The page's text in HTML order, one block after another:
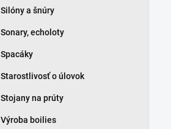
Silóny a šnúry
Sonary, echoloty
Spacáky
Starostlivosť o úlovok
Stojany na prúty
Výroba boilies